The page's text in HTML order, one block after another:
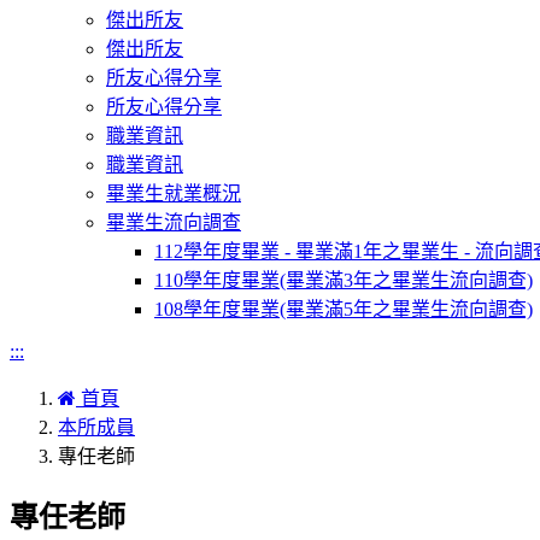
傑出所友
傑出所友
所友心得分享
所友心得分享
職業資訊
職業資訊
畢業生就業概況
畢業生流向調查
112學年度畢業 - 畢業滿1年之畢業生 - 流向調
110學年度畢業(畢業滿3年之畢業生流向調查)
108學年度畢業(畢業滿5年之畢業生流向調查)
:::
首頁
本所成員
專任老師
專任老師